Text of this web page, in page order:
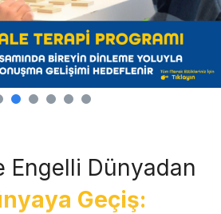
Engelli Dünyadan
Geçiş: